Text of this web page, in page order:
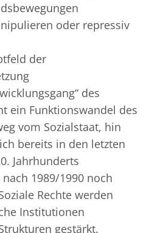
oder repressiv
der
des
ein Funktionswandel des
vom Sozialstaat, hin
bereits in den letzten
Jahrhunderts
1989/1990 noch
Rechte werden
Institutionen
gestärkt.